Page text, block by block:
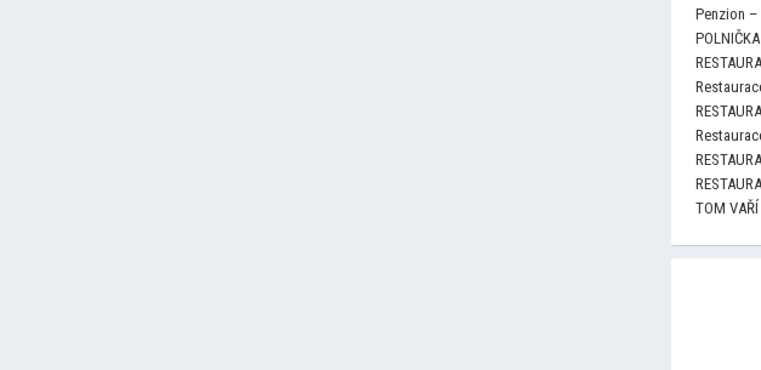
Penzion –
TOM VAŘÍ